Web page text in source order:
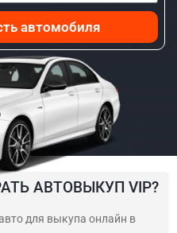
автомобиля
АВТОВЫКУП VIP?
для выкупа онлайн в